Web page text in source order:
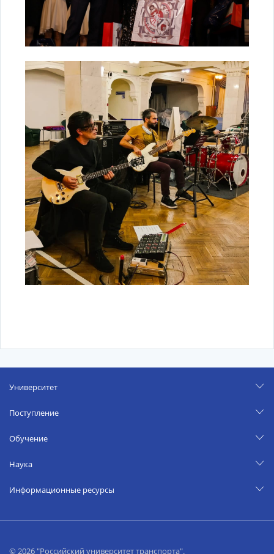
Университет
Поступление
Обучение
Наука
Информационные ресурсы
© 2026 "Российский университет транспорта".